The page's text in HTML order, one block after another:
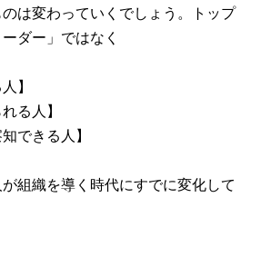
は変わっていくでしょう。トップ
ダー」ではなく
】
る人】
できる人】
組織を導く時代にすでに変化して